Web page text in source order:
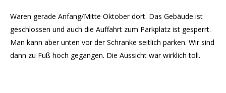
Waren gerade Anfang/Mitte Oktober dort. Das Gebäude ist
geschlossen und auch die Auffahrt zum Parkplatz ist gesperrt.
Man kann aber unten vor der Schranke seitlich parken. Wir sind
dann zu Fuß hoch gegangen. Die Aussicht war wirklich toll.